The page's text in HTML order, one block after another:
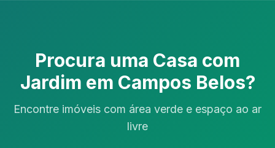
Procura uma Casa com
Jardim em Campos Belos?
Encontre imóveis com área verde e espaço ao ar
livre